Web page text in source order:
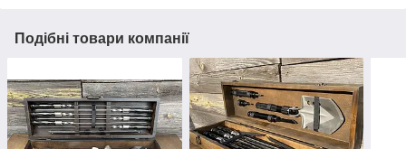
Подібні товари компанії